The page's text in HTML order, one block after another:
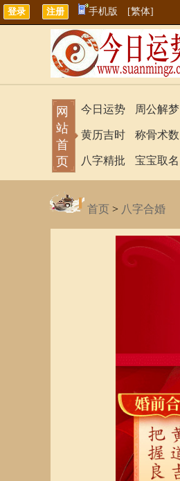
手机版 [繁体]
网
站
首
页
今日运势
黄历吉时
八字精批
周公解梦
称骨术数
宝宝取名
首页 > 八字合婚